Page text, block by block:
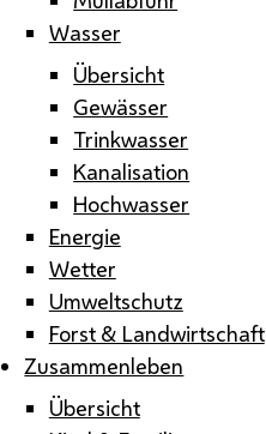
Wasser
Übersicht
Gewässer
Trinkwasser
Kanalisation
Hochwasser
Energie
Wetter
Umweltschutz
Forst & Landwirtschaft
Zusammenleben
Übersicht